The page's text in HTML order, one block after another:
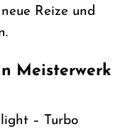
Reize und
Meisterwerk
– Turbo